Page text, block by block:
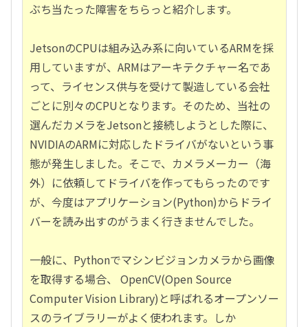
ぶち当たった障害をちらっと紹介します。
JetsonのCPUは組み込み系に向いているARMを採
用していますが、ARMはアーキテクチャー名であ
って、ライセンス供与を受けて製造している会社
ごとに別々のCPUとなります。そのため、当社の
選んだカメラをJetsonと接続しようとした際に、
NVIDIAのARMに対応したドライバがないという事
態が発生しました。そこで、カメラメーカー（海
外）に依頼してドライバを作ってもらったのです
が、今度はアプリケーション(Python)からドライ
バーを読み出すのがうまく行きませんでした。
一般に、Pythonでマシンビジョンカメラから画像
を取得する場合、 OpenCV(Open Source
Computer Vision Library)と呼ばれるオープンソー
スのライブラリーがよく使われます。しか